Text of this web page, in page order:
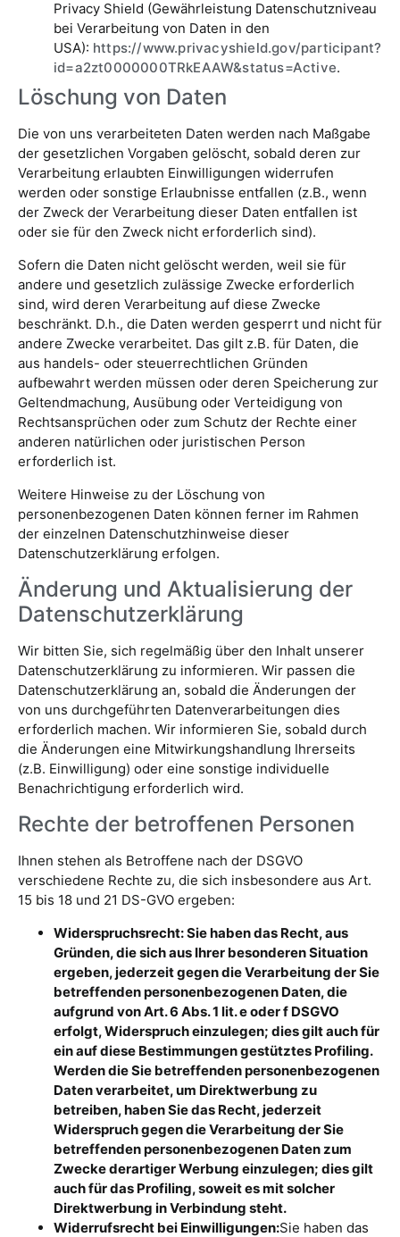
Privacy Shield (Gewährleistung Datenschutzniveau
bei Verarbeitung von Daten in den
USA): https://www.privacyshield.gov/participant?
id=a2zt0000000TRkEAAW&status=Active.
Löschung von Daten
Die von uns verarbeiteten Daten werden nach Maßgabe
der gesetzlichen Vorgaben gelöscht, sobald deren zur
Verarbeitung erlaubten Einwilligungen widerrufen
werden oder sonstige Erlaubnisse entfallen (z.B., wenn
der Zweck der Verarbeitung dieser Daten entfallen ist
oder sie für den Zweck nicht erforderlich sind).
Sofern die Daten nicht gelöscht werden, weil sie für
andere und gesetzlich zulässige Zwecke erforderlich
sind, wird deren Verarbeitung auf diese Zwecke
beschränkt. D.h., die Daten werden gesperrt und nicht für
andere Zwecke verarbeitet. Das gilt z.B. für Daten, die
aus handels- oder steuerrechtlichen Gründen
aufbewahrt werden müssen oder deren Speicherung zur
Geltendmachung, Ausübung oder Verteidigung von
Rechtsansprüchen oder zum Schutz der Rechte einer
anderen natürlichen oder juristischen Person
erforderlich ist.
Weitere Hinweise zu der Löschung von
personenbezogenen Daten können ferner im Rahmen
der einzelnen Datenschutzhinweise dieser
Datenschutzerklärung erfolgen.
Änderung und Aktualisierung der
Datenschutzerklärung
Wir bitten Sie, sich regelmäßig über den Inhalt unserer
Datenschutzerklärung zu informieren. Wir passen die
Datenschutzerklärung an, sobald die Änderungen der
von uns durchgeführten Datenverarbeitungen dies
erforderlich machen. Wir informieren Sie, sobald durch
die Änderungen eine Mitwirkungshandlung Ihrerseits
(z.B. Einwilligung) oder eine sonstige individuelle
Benachrichtigung erforderlich wird.
Rechte der betroffenen Personen
Ihnen stehen als Betroffene nach der DSGVO
verschiedene Rechte zu, die sich insbesondere aus Art.
15 bis 18 und 21 DS-GVO ergeben:
Widerspruchsrecht: Sie haben das Recht, aus
Gründen, die sich aus Ihrer besonderen Situation
ergeben, jederzeit gegen die Verarbeitung der Sie
betreffenden personenbezogenen Daten, die
aufgrund von Art. 6 Abs. 1 lit. e oder f DSGVO
erfolgt, Widerspruch einzulegen; dies gilt auch für
ein auf diese Bestimmungen gestütztes Profiling.
Werden die Sie betreffenden personenbezogenen
Daten verarbeitet, um Direktwerbung zu
betreiben, haben Sie das Recht, jederzeit
Widerspruch gegen die Verarbeitung der Sie
betreffenden personenbezogenen Daten zum
Zwecke derartiger Werbung einzulegen; dies gilt
auch für das Profiling, soweit es mit solcher
Direktwerbung in Verbindung steht.
Widerrufsrecht bei Einwilligungen:Sie haben das